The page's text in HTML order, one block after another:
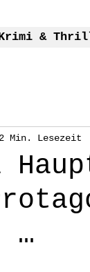
Krimi &
…
2 Min. Lesezeit